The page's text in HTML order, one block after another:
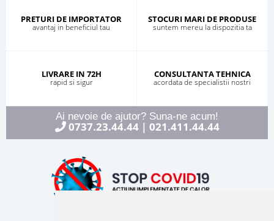
PRETURI DE IMPORTATOR
avantaj in beneficiul tau
STOCURI MARI DE PRODUSE
suntem mereu la dispozitia ta
LIVRARE IN 72H
rapid si sigur
CONSULTANTA TEHNICA
acordata de specialistii nostri
Ai nevoie de ajutor? Suna-ne acum!
0737.23.44.44| 021.411.44.44